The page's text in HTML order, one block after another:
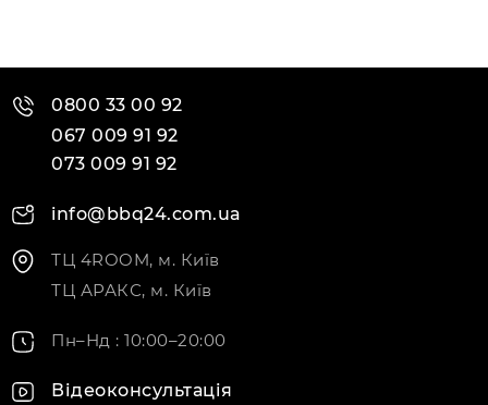
0800 33 00 92
067 009 91 92
073 009 91 92
info@bbq24.com.ua
ТЦ 4ROOM, м. Київ
ТЦ АРАКС, м. Київ
Пн–Нд : 10:00–20:00
Відеоконсультація